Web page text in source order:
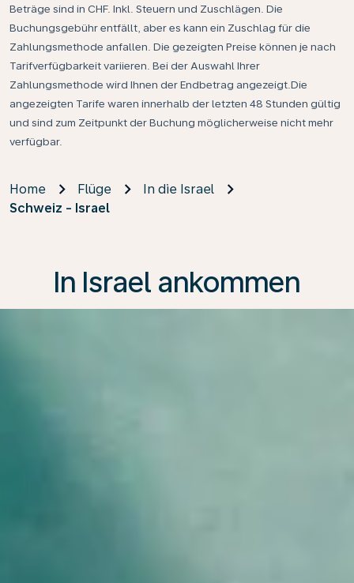
Beträge sind in CHF. Inkl. Steuern und Zuschlägen. Die
Buchungsgebühr entfällt, aber es kann ein Zuschlag für die
Zahlungsmethode anfallen. Die gezeigten Preise können je nach
Tarifverfügbarkeit variieren. Bei der Auswahl Ihrer
Zahlungsmethode wird Ihnen der Endbetrag angezeigt.Die
angezeigten Tarife waren innerhalb der letzten 48 Stunden gültig
und sind zum Zeitpunkt der Buchung möglicherweise nicht mehr
verfügbar.
Home Flüge
In die Israel
Schweiz - Israel
In Israel ankommen